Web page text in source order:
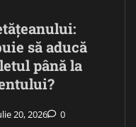
să aducă
până la
20, 2026 0